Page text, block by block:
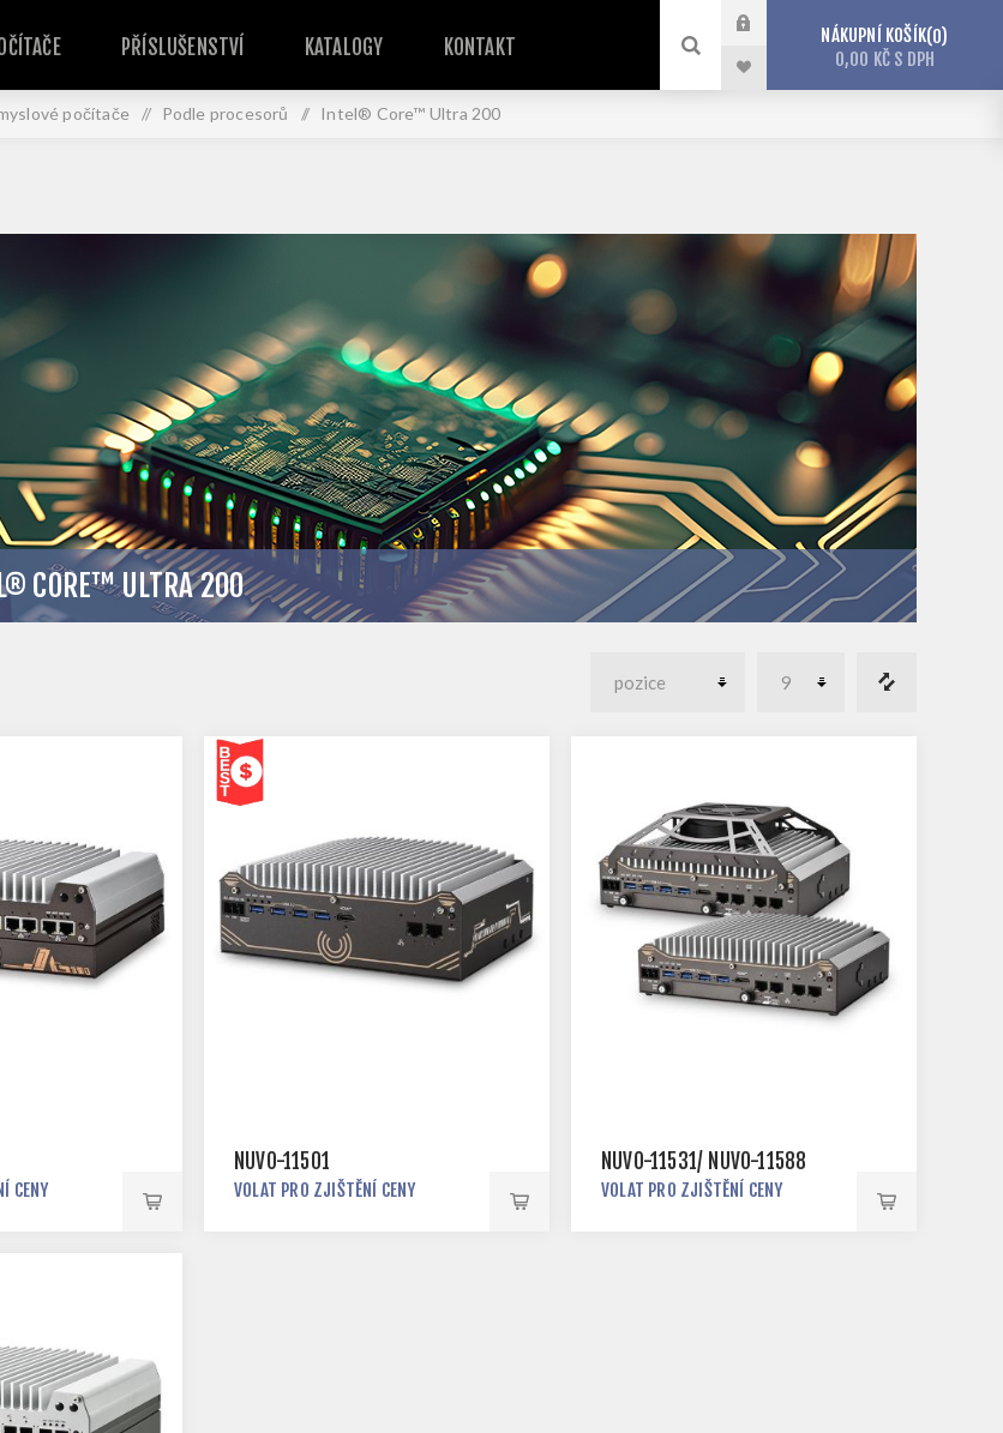
PŘÍSLUŠENSTVÍ KATALOGY KONTAKT NÁKUPNÍ KOŠÍK 0
0,00 KČ S DPH
počítače / Podle procesorů / Intel® Core™ Ultra 200
CORE™ ULTRA 200
CENY
NUVO-11501
VOLAT PRO ZJIŠTĚNÍ CENY
NUVO-11531/ NUVO-11588
VOLAT PRO ZJIŠTĚNÍ CENY